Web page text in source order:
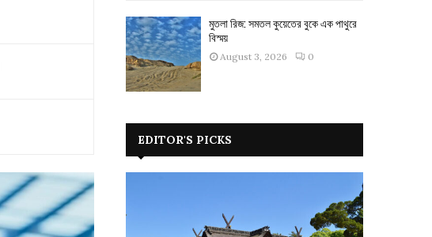
মুতলা রিজ: সমতল কুয়েতের বুকে এক পাথুরে
বিস্ময়
August 3, 2026 0
EDITOR'S PICKS